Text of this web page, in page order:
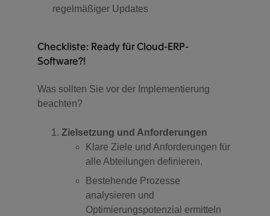
regelmäßiger Updates
Checkliste: Ready für Cloud-ERP-
Software?!
Was sollten Sie vor der Implementierung
beachten?
Zielsetzung und Anforderungen
Klare Ziele und Anforderungen für
alle Abteilungen definieren.
Bestehende Prozesse
analysieren und
Optimierungspotenzial ermitteln